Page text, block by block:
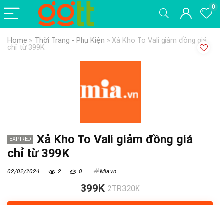
0
Home » Thời Trang - Phụ Kiện » Xả Kho To Vali giảm đồng giá
chỉ từ 399K
EXPIRED
Xả Kho To Vali giảm đồng giá
chỉ từ 399K
02/02/2024 2 0 Mia.vn
399K 2TR320K